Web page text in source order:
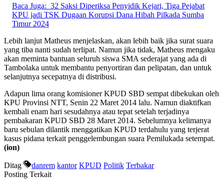
Baca Juga: 32 Saksi Diperiksa Penyidik Kejari, Tiga Pejabat
KPU jadi TSK Dugaan Korupsi Dana Hibah Pilkada Sumba
Timur 2024
Lebih lanjut Matheus menjelaskan, akan lebih baik jika surat suara
yang tiba nanti sudah terlipat. Namun jika tidak, Matheus mengaku
akan meminta bantuan seluruh siswa SMA sederajat yang ada di
Tambolaka untuk membantu penyortiran dan pelipatan, dan untuk
selanjutnya secepatnya di distribusi.
Adapun lima orang komisioner KPUD SBD sempat dibekukan oleh
KPU Provinsi NTT, Senin 22 Maret 2014 lalu. Namun diaktifkan
kembali enam hari sesudahnya atau tepat setelah terjadinya
pembakaran KPUD SBD 28 Maret 2014. Sebelumnya kelimanya
baru sebulan dilantik menggatikan KPUD terdahulu yang terjerat
kasus pidana terkait penggelembungan suara Pemilukada setempat.
(ion)
Ditag danrem kantor KPUD Politik Terbakar
Posting Terkait